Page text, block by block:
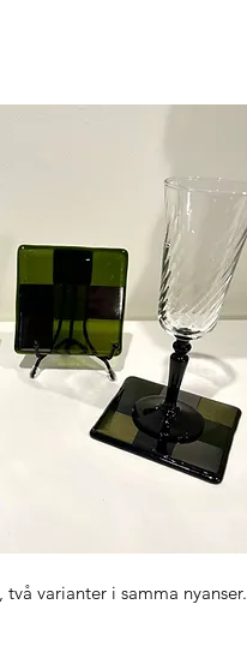
varianter i samma nyanser.